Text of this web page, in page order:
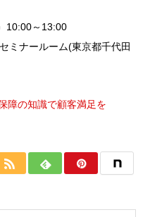
10:00～13:00
ナールーム(東京都千代田
障の知識で顧客満足を